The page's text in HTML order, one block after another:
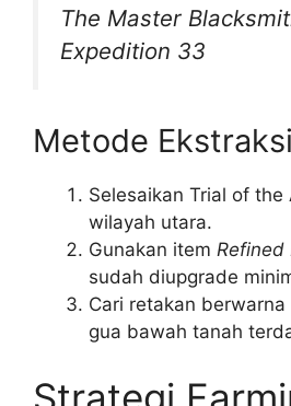
The Master
Expedition 33
Metode
Selesaikan Trial of the
wilayah utara.
Gunakan item Refined
sudah diupgrade
Cari retakan
gua bawah tanah